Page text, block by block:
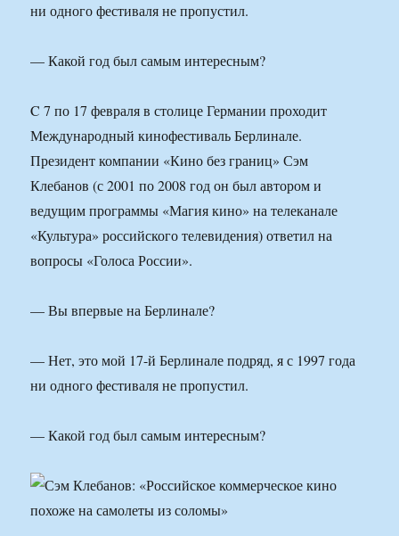
ни одного фестиваля не пропустил.
— Какой год был самым интересным?
C 7 по 17 февраля в столице Германии проходит
Международный кинофестиваль Берлинале.
Президент компании «Кино без границ» Сэм
Клебанов (с 2001 по 2008 год он был автором и
ведущим программы «Магия кино» на телеканале
«Культура» российского телевидения) ответил на
вопросы «Голоса России».
— Вы впервые на Берлинале?
— Нет, это мой 17-й Берлинале подряд, я с 1997 года
ни одного фестиваля не пропустил.
— Какой год был самым интересным?